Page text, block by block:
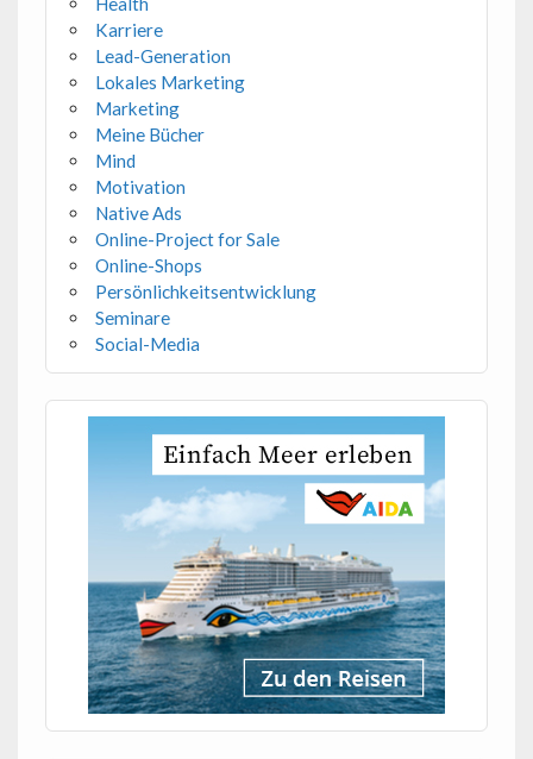
Karriere
Lead-Generation
Lokales Marketing
Marketing
Meine Bücher
Mind
Motivation
Native Ads
Online-Project for Sale
Online-Shops
Persönlichkeitsentwicklung
Seminare
Social-Media